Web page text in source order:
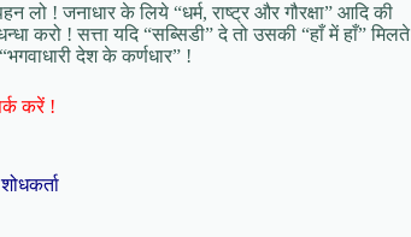
! जनाधार के लिये “धर्म, राष्ट्र और गौरक्षा” आदि की
करो ! सत्ता यदि “सब्सिडी” दे तो उसकी “हाँ में हाँ” मिलते
देश के कर्णधार” !
करें !